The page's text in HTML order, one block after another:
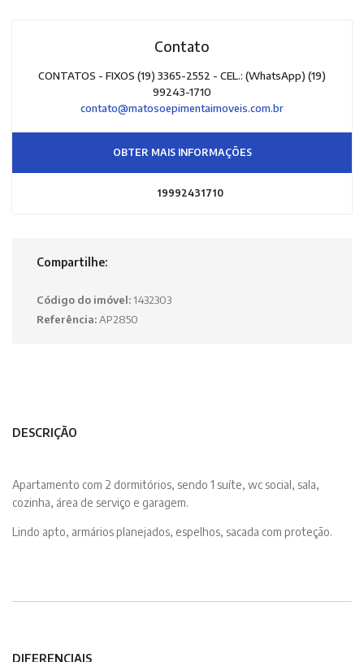
Contato
CONTATOS - FIXOS (19) 3365-2552 - CEL.: (WhatsApp) (19)
99243-1710
contato@matosoepimentaimoveis.com.br
OBTER MAIS INFORMAÇÕES
19992431710
Compartilhe:
Código do imóvel:1432303
Referência:AP2850
DESCRIÇÃO
Apartamento com 2 dormitórios, sendo 1 suíte, wc social, sala,
cozinha, área de serviço e garagem.
Lindo apto, armários planejados, espelhos, sacada com proteção.
DIFERENCIAIS